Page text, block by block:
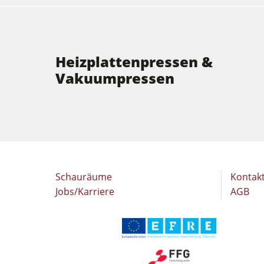
Heizplattenpressen &
Vakuumpressen
Schauräume
Jobs/Karriere
AGB